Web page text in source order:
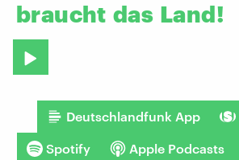
braucht das Land!
Deutschlandfunk App
Spotify Apple Podcasts